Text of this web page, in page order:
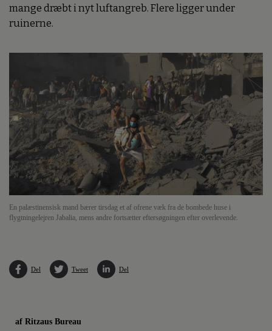
mange dræbt i nyt luftangreb. Flere ligger under
ruinerne.
En palæstinensisk mand bærer tirsdag et af ofrene væk fra de bombede huse i
flygtningelejren Jabalia, mens andre fortsætter eftersøgningen efter overlevende.
Del Tweet Del
af Ritzaus Bureau